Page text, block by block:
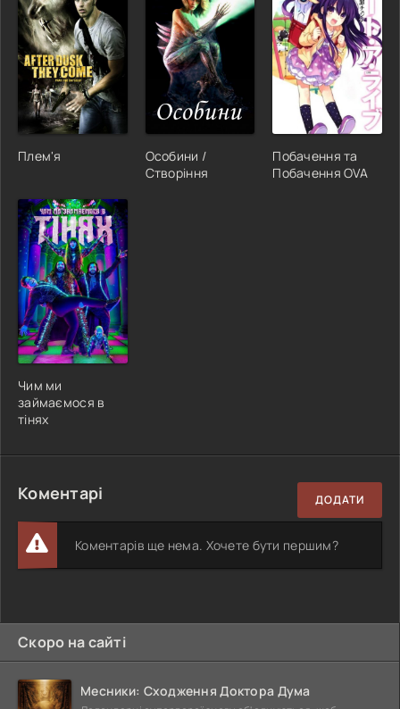
Плем'я
Особини /
Створіння
Побачення та
Побачення OVA
Чим ми
займаємося в
тінях
Коментарі ДОДАТИ
Коментарів ще нема. Хочете бути першим?
Скоро на сайті
Месники: Сходження Доктора Дума